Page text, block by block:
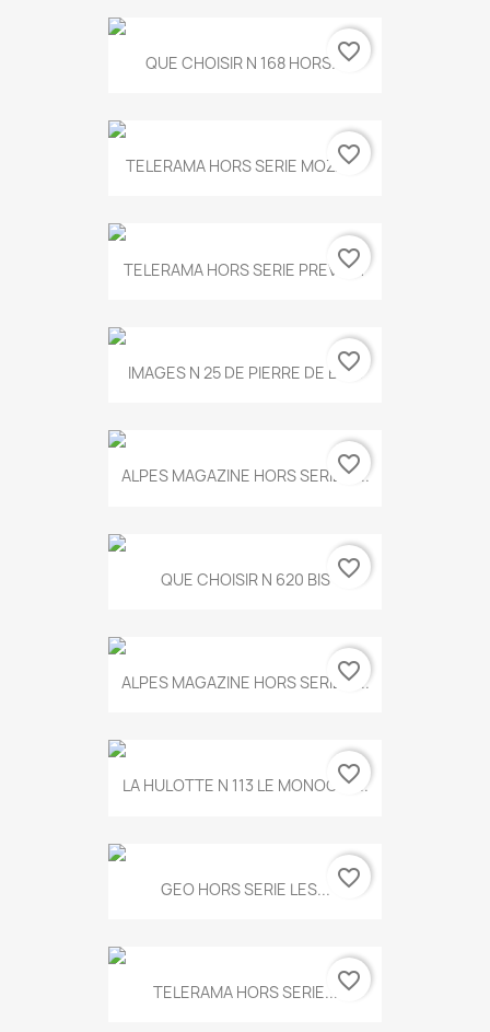
QUE CHOISIR N 168 HORS...favorite_border
TELERAMA HORS SERIE MOZART
favorite_border
TELERAMA HORS SERIE PREVERT
favorite_border
IMAGES N 25 DE PIERRE DE BOIS
favorite_border
ALPES MAGAZINE HORS SERIE N...
favorite_border
QUE CHOISIR N 620 BIS favorite_border
ALPES MAGAZINE HORS SERIE N...
favorite_border
LA HULOTTE N 113 LE MONOCLE...
favorite_border
GEO HORS SERIE LES... favorite_border
TELERAMA HORS SERIE...favorite_border